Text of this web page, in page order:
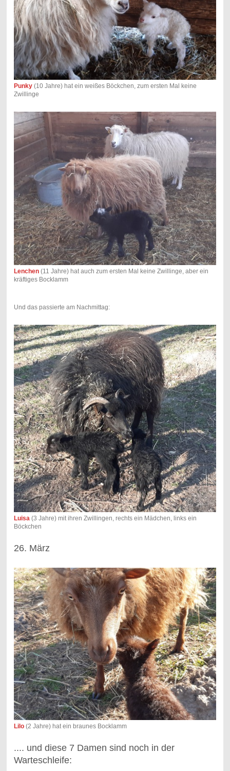
Punky(10 Jahre) hat ein weißes Böckchen, zum ersten Mal keine
Zwillinge
Lenchen(11 Jahre) hat auch zum ersten Mal keine Zwillinge, aber ein
kräftiges Bocklamm
Und das passierte am Nachmittag:
Luisa(3 Jahre) mit ihren Zwillingen, rechts ein Mädchen, links ein
Böckchen
26. März
Lilo(2 Jahre) hat ein braunes Bocklamm
.... und diese 7 Damen sind noch in der
Warteschleife: